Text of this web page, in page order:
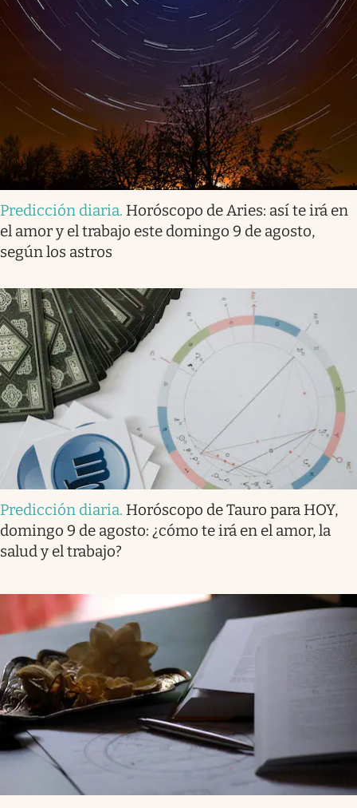
Predicción diaria. Horóscopo de Aries: así te irá en
el amor y el trabajo este domingo 9 de agosto,
según los astros
Predicción diaria. Horóscopo de Tauro para HOY,
domingo 9 de agosto: ¿cómo te irá en el amor, la
salud y el trabajo?